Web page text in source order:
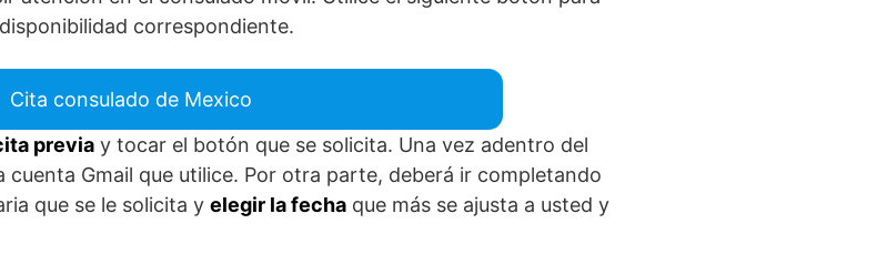
correspondiente.
Cita consulado de Mexico
previa y tocar el botón que se solicita. Una vez adentro del
cuenta Gmail que utilice. Por otra parte, deberá ir completando
que se le solicita y elegir la fecha que más se ajusta a usted y